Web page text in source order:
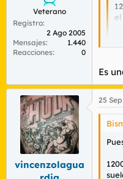
Veterano
Registro
2 Ago 2005
Mensajes
1.440
Reacciones
0
Si
A
Es
vincenzolagua
25